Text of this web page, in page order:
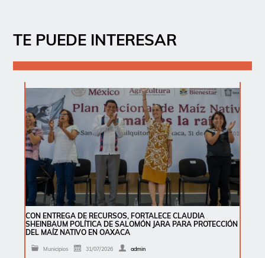
TE PUEDE INTERESAR
CON ENTREGA DE RECURSOS, FORTALECE CLAUDIA
SHEINBAUM POLÍTICA DE SALOMÓN JARA PARA PROTECCIÓN
DEL MAÍZ NATIVO EN OAXACA
Municipios 31/07/2026 admin